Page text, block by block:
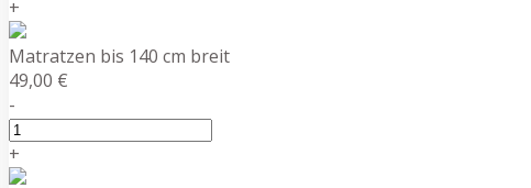
+
Matratzen bis 140 cm breit
49,00 €
-
+